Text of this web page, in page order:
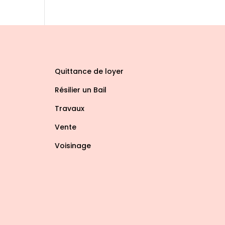
Quittance de loyer
Résilier un Bail
Travaux
Vente
Voisinage